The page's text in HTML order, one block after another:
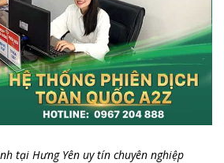
tại Hưng Yên uy tín chuyên nghiệp